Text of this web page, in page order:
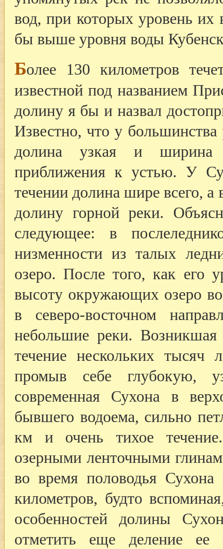
вод, при которых уровень
бы выше уровня воды
Более 130 километров
известной под названием
долину я бы и назвал
Известно, что у
долина узкая и ширина
приближения к устью. У
течении долина шире всего,
долину горной реки.
следующее: в
низменности из талых
озеро. После того, как его
высоту окружающих озеро
в северо-восточном
небольшие реки.
течение нескольких тысяч
промыв себе глубокую,
современная Сухона в
бывшего водоема, сильно
км и очень тихое
озерными ленточными
во время половодья Сухона
километров, будто
особенностей долины
отметить еще деление ее